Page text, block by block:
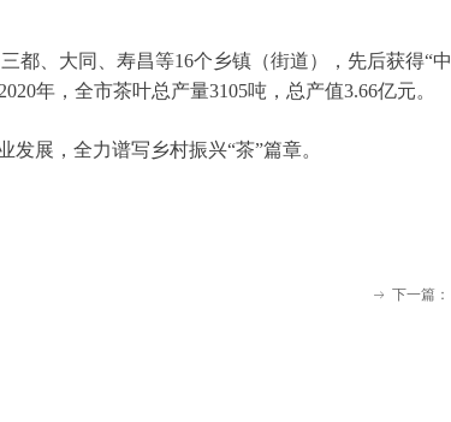
都、大同、寿昌等16个乡镇（街道），先后获得“中
年，全市茶叶总产量3105吨，总产值3.66亿元。
展，全力谱写乡村振兴“茶”篇章。
ꁹ 下一篇：